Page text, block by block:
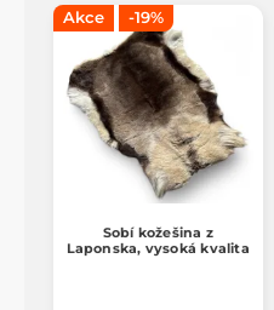
Akce -19%
Sobí kožešina z
Laponska, vysoká kvalita